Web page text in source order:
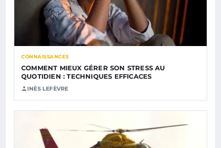
CONNAISSANCES
COMMENT MIEUX GÉRER SON STRESS AU
QUOTIDIEN : TECHNIQUES EFFICACES
INÈS LEFÈVRE